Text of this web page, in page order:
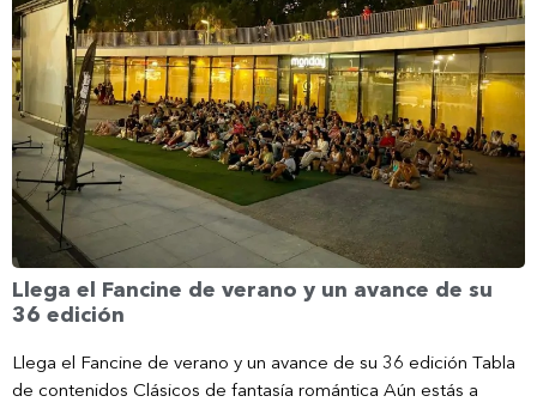
Llega el Fancine de verano y un avance de su
36 edición
Llega el Fancine de verano y un avance de su 36 edición Tabla
de contenidos Clásicos de fantasía romántica Aún estás a